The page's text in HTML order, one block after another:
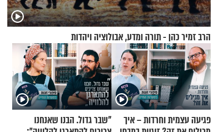
הרב זמיר כהן - תורה ומדע, אבולוציה ויהדות
פגיעה עצמית וחרדות – איך
"שבר גדול. הבנו שאנחנו